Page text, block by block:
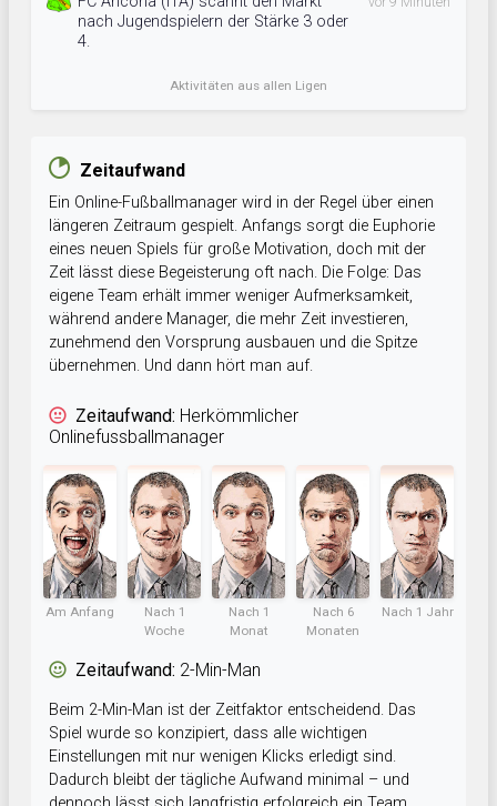
nach Jugendspielern der Stärke 3 oder
4.
Aktivitäten aus allen Ligen
Zeitaufwand
Ein Online-Fußballmanager wird in der Regel über einen
längeren Zeitraum gespielt. Anfangs sorgt die Euphorie
eines neuen Spiels für große Motivation, doch mit der
Zeit lässt diese Begeisterung oft nach. Die Folge: Das
eigene Team erhält immer weniger Aufmerksamkeit,
während andere Manager, die mehr Zeit investieren,
zunehmend den Vorsprung ausbauen und die Spitze
übernehmen. Und dann hört man auf.
Zeitaufwand: Herkömmlicher
Onlinefussballmanager
Am Anfang
Nach 1
Woche
Nach 1
Monat
Nach 6
Monaten
Nach 1 Jahr
Zeitaufwand: 2-Min-Man
Beim 2-Min-Man ist der Zeitfaktor entscheidend. Das
Spiel wurde so konzipiert, dass alle wichtigen
Einstellungen mit nur wenigen Klicks erledigt sind.
Dadurch bleibt der tägliche Aufwand minimal – und